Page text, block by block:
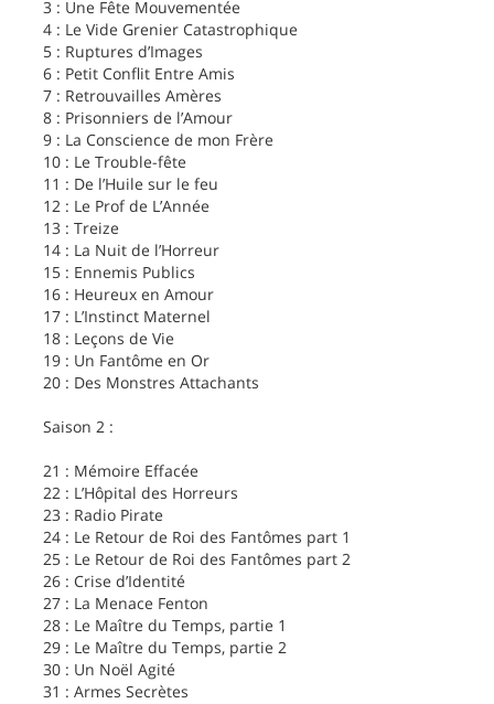
3 : Une Fête Mouvementée
4 : Le Vide Grenier Catastrophique
5 : Ruptures d’Images
6 : Petit Conflit Entre Amis
7 : Retrouvailles Amères
8 : Prisonniers de l’Amour
9 : La Conscience de mon Frère
10 : Le Trouble-fête
11 : De l’Huile sur le feu
12 : Le Prof de L’Année
13 : Treize
14 : La Nuit de l’Horreur
15 : Ennemis Publics
16 : Heureux en Amour
17 : L’Instinct Maternel
18 : Leçons de Vie
19 : Un Fantôme en Or
20 : Des Monstres Attachants
Saison 2 :
21 : Mémoire Effacée
22 : L’Hôpital des Horreurs
23 : Radio Pirate
24 : Le Retour de Roi des Fantômes part 1
25 : Le Retour de Roi des Fantômes part 2
26 : Crise d’Identité
27 : La Menace Fenton
28 : Le Maître du Temps, partie 1
29 : Le Maître du Temps, partie 2
30 : Un Noël Agité
31 : Armes Secrètes